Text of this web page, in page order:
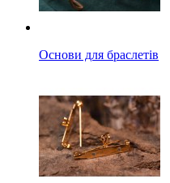
Основи для браслетів